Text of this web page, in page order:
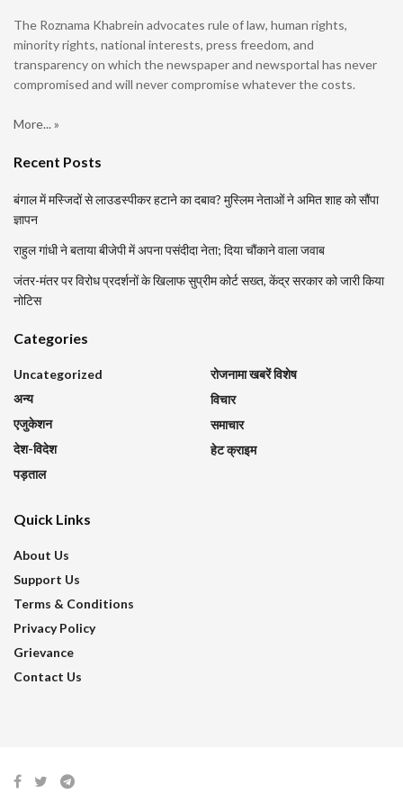
The Roznama Khabrein advocates rule of law, human rights,
minority rights, national interests, press freedom, and
transparency on which the newspaper and newsportal has never
compromised and will never compromise whatever the costs.
More... »
Recent Posts
बंगाल में मस्जिदों से लाउडस्पीकर हटाने का दबाव? मुस्लिम नेताओं ने अमित शाह को सौंपा
ज्ञापन
राहुल गांधी ने बताया बीजेपी में अपना पसंदीदा नेता; दिया चौंकाने वाला जवाब
जंतर-मंतर पर विरोध प्रदर्शनों के खिलाफ सुप्रीम कोर्ट सख्त, केंद्र सरकार को जारी किया
नोटिस
Categories
Uncategorized
अन्य
एजुकेशन
देश-विदेश
पड़ताल
रोजनामा खबरें विशेष
विचार
समाचार
हेट क्राइम
Quick Links
About Us
Support Us
Terms & Conditions
Privacy Policy
Grievance
Contact Us